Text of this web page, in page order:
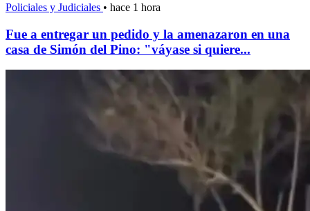
Policiales y Judiciales • hace 1 hora
Fue a entregar un pedido y la amenazaron en una
casa de Simón del Pino: "váyase si quiere...